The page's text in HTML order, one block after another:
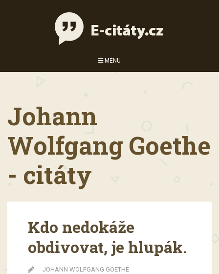
MENU
Johann
Wolfgang Goethe
- citáty
Kdo nedokáže
obdivovat, je hlupák.
JOHANN WOLFGANG GOETHE